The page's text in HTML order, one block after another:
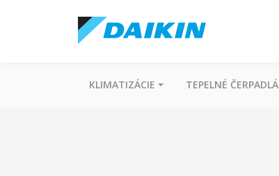
KLIMATIZÁCIE TEPELNÉ ČERPADLÁ